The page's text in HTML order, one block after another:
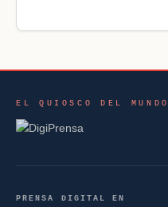
EL QUIOSCO DEL MUNDO
PRENSA DIGITAL EN